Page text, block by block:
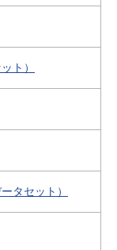
ト）
タセット）